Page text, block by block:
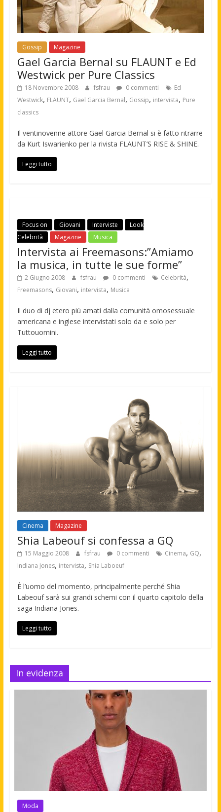
Gossip Magazine
Gael Garcia Bernal su FLAUNT e Ed
Westwick per Pure Classics
18 Novembre 2008 fsfrau 0 commenti
Ed
Westwick, FLAUNT, Gael Garcia Bernal, Gossip, intervista, Pure
classics
Il ventinovenne attore Gael Garcia Bernal si è fatto ritrarre
da Kurt Iswarienko per la rivista FLAUNT’S RISE & SHINE.
Leggi tutto
Focus on Giovani Interviste
Look
Celebrità
Magazine Musica
Intervista ai Freemasons:”Amiamo
la musica, in tutte le sue forme”
2 Giugno 2008 fsfrau 0 commenti Celebrità,
Freemasons, Giovani, intervista, Musica
Il duo di dj etero più amati dalla comunità omosessuale
americana e inglese intervistati solo da e solo per
Tuttouomini.
Leggi tutto
Cinema Magazine
Shia Labeouf si confessa a GQ
15 Maggio 2008 fsfrau 0 commenti Cinema, GQ,
Indiana Jones, intervista, Shia Laboeuf
È l’uomo del momento, principalmente perché Shia
Labeouf sarà sui grandi schemi con il quarto capitolo della
saga Indiana Jones.
Leggi tutto
In evidenza
Moda